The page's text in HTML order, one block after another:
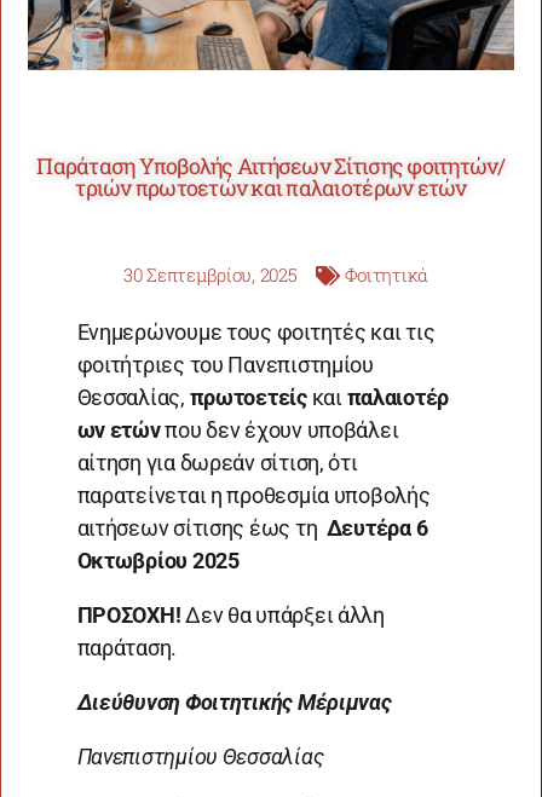
Παράταση Υποβολής Αιτήσεων Σίτισης φοιτητών/
τριών πρωτοετών και παλαιοτέρων ετών
30 Σεπτεμβρίου, 2025 Φοιτητικά
Ενημερώνουμε τους φοιτητές και τις
φοιτήτριες του Πανεπιστημίου
Θεσσαλίας, πρωτοετείςκαι παλαιοτέρ
ων ετώνπου δεν έχουν υποβάλει
αίτηση για δωρεάν σίτιση, ότι
παρατείνεται η προθεσμία υποβολής
αιτήσεων σίτισης έως τη Δευτέρα 6
Οκτωβρίου 2025
ΠΡΟΣΟΧΗ!Δεν θα υπάρξει άλλη
παράταση.
Διεύθυνση Φοιτητικής Μέριμνας
Πανεπιστημίου Θεσσαλίας